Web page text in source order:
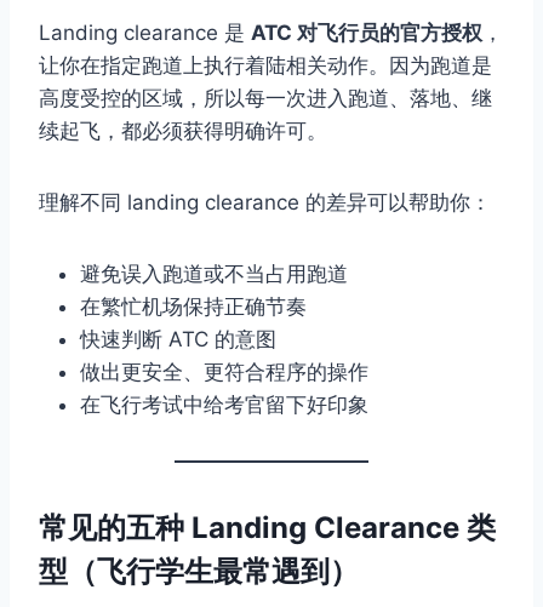
Landing clearance 是 ATC 对飞行员的官方授权 ，
让你在指定跑道上执行着陆相关动作。因为跑道是
高度受控的区域，所以每一次进入跑道、落地、继
续起飞，都必须获得明确许可。
理解不同 landing clearance 的差异可以帮助你：
避免误入跑道或不当占用跑道
在繁忙机场保持正确节奏
快速判断 ATC 的意图
做出更安全、更符合程序的操作
在飞行考试中给考官留下好印象
常见的五种 Landing Clearance 类
型（飞行学生最常遇到）